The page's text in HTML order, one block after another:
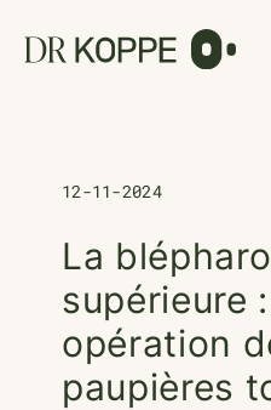
12-11-2024
La
supérieure
opération
paupières